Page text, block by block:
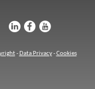
u s v
- Data Privacy-Cookies